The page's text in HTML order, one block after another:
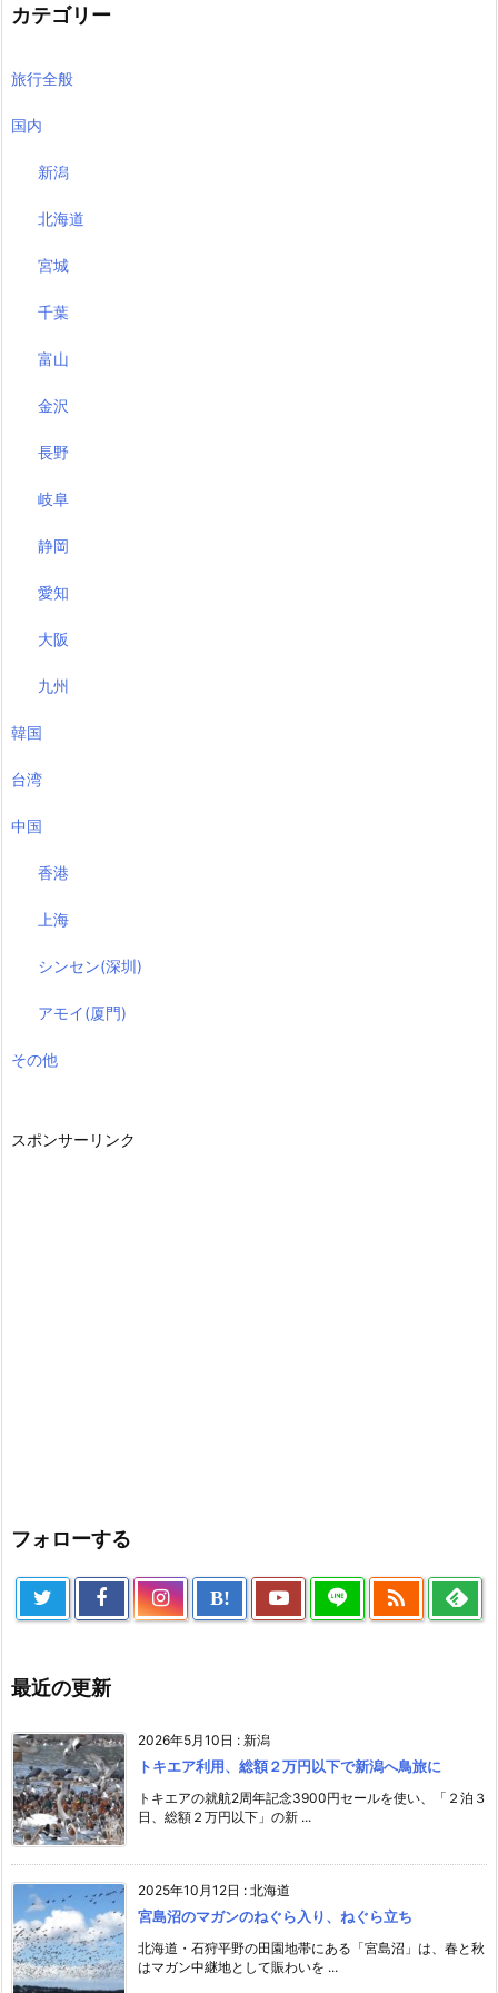
カテゴリー
旅行全般
国内
新潟
北海道
宮城
千葉
富山
金沢
長野
岐阜
静岡
愛知
大阪
九州
韓国
台湾
中国
香港
上海
シンセン(深圳)
アモイ(厦門)
その他
スポンサーリンク
フォローする
B! 
最近の更新
2026年5月10日 : 新潟
トキエア利用、総額２万円以下で新潟へ鳥旅に
トキエアの就航2周年記念3900円セールを使い、「２泊３
日、総額２万円以下」の新 ...
2025年10月12日 : 北海道
宮島沼のマガンのねぐら入り、ねぐら立ち
北海道・石狩平野の田園地帯にある「宮島沼」は、春と秋
はマガン中継地として賑わいを ...